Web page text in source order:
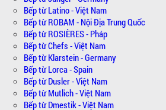
Bếp từ Latino - Việt Nam
Bếp từ ROBAM - Nội Địa Trung Quốc
Bếp từ ROSIÈRES - Pháp
Bếp từ Chefs - Việt Nam
Bếp từ Klarstein - Germany
Bếp từ Lorca - Spain
Bếp từ Dusler - Việt Nam
Bếp từ Mutlich - Việt Nam
Bếp từ Dmestik - Việt Nam